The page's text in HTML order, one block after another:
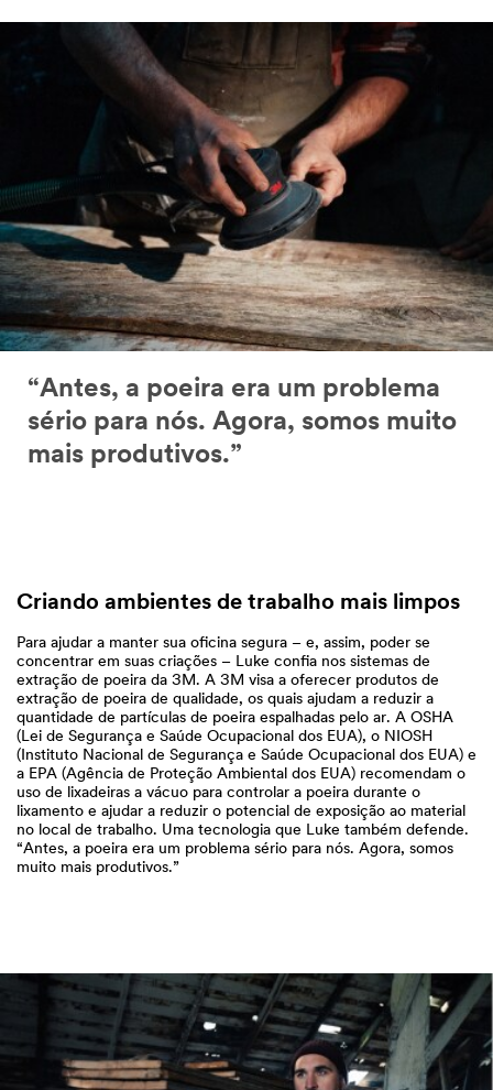
“Antes, a poeira era um problema
sério para nós. Agora, somos muito
mais produtivos.”
Criando ambientes de trabalho mais limpos
Para ajudar a manter sua oficina segura – e, assim, poder se
concentrar em suas criações – Luke confia nos sistemas de
extração de poeira da 3M. A 3M visa a oferecer produtos de
extração de poeira de qualidade, os quais ajudam a reduzir a
quantidade de partículas de poeira espalhadas pelo ar. A OSHA
(Lei de Segurança e Saúde Ocupacional dos EUA), o NIOSH
(Instituto Nacional de Segurança e Saúde Ocupacional dos EUA) e
a EPA (Agência de Proteção Ambiental dos EUA) recomendam o
uso de lixadeiras a vácuo para controlar a poeira durante o
lixamento e ajudar a reduzir o potencial de exposição ao material
no local de trabalho. Uma tecnologia que Luke também defende.
“Antes, a poeira era um problema sério para nós. Agora, somos
muito mais produtivos.”